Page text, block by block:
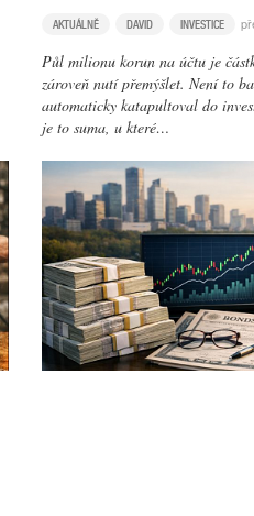
AKTUÁLNĚ DAVID INVESTICE
Půl milionu korun na účtu je
zároveň nutí přemýšlet. Není to
automaticky katapultoval do
je to suma, u které…